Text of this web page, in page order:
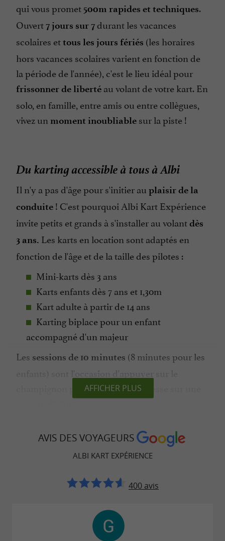
qui vous promet 500m rapides et techniques.
Ouvert7 jours sur 7durant les vacances
scolaires ettous les jours fériés (les horaires
hors vacances scolaires varient en fonction de
la période de l'année), c'est le lieu idéal pour
frissonner de liberté au volant de votre kart. En
solo, en famille, entre amis ou entre collègues,
vivez un moment inoubliable sur la piste !
Du karting accessible à tous à Albi
Il n'y a pas d'âge pour s'initier au plaisir de la
conduite ! C'est pourquoi Albi Kart Expérience
invite petits et grands à s'installer au volantdès
3 ans. Les karts en location sont adaptés en
fonction de l'âge et de la taille des pilotes :
Mini-karts dès 3 ans
Karts enfants dès 7 ans et 1,30m
Kart adulte à partir de 14 ans
Karting biplace pour un enfant
accompagné d'un majeur
Les sessions de 10 minutes (8 minutes pour les
enfants) sont l'occasion d'appuyer sur le
champignon pour gagner de la vitesse sur une
piste 100% fun.
Du karting pour tous vos évènements à
Envie de partager votrepassion du pilotage
Expérience et offrez à vos convives un
. Plusieurs formules sont
AFFICHER PLUS
AVIS DES VOYAGEURS
ALBI KART EXPÉRIENCE
400 avis